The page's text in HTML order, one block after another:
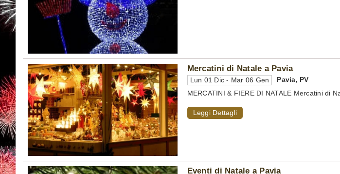
Mercatini di Natale a Pavia
Lun 01 Dic - Mar 06 Gen Pavia, PV
MERCATINI & FIERE DI NATALE Mercatini di
Leggi Dettagli
Eventi di Natale a Pavia